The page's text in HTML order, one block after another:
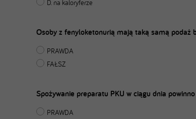
D. na kaloryferze
Osoby z fenyloketonurią mają taką samą podaż
PRAWDA
FAŁSZ
Spożywanie preparatu PKU w ciągu dnia
PRAWDA